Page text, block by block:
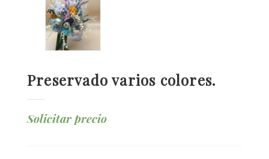
Preservado varios colores.
Solicitar precio